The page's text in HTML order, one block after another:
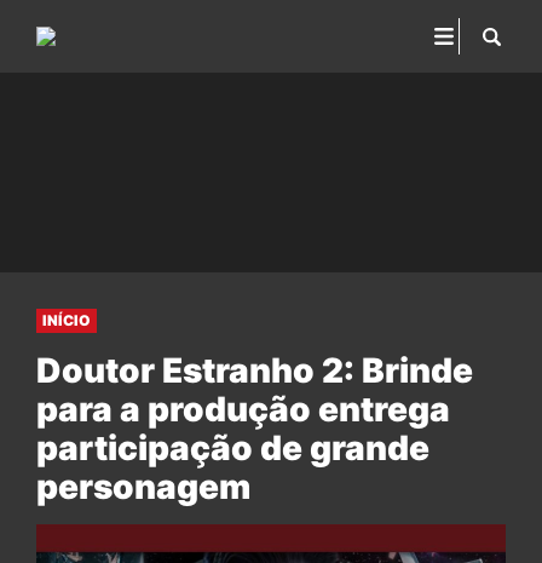
INÍCIO
Doutor Estranho 2: Brinde
para a produção entrega
participação de grande
personagem